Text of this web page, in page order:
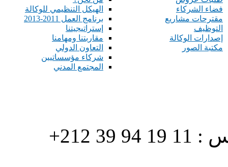
الهيكل التنظيمي للوكالة
برنامج العمل 2011-2013
إستراتيجيتنا
مقاربتنا ومهامنا
التعاون الدولي
شركاء مؤسساتيين
المجتمع المدني
فضاء الشركاء
مقترحات مشاريع
التوظيف
إصدارات الوكالة
مكتبة الصور
هاتف : 90/88 32 94 39 212+ فاكس : 11 19 94 39 212+